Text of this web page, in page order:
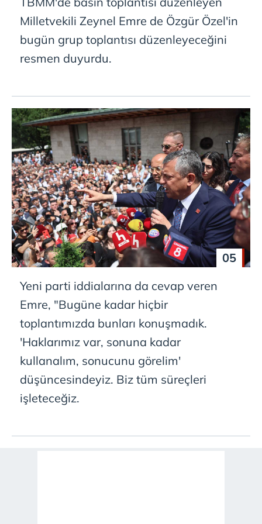
Metnimizi ziyaret edebilirsiniz.
hazırlanmış Aydınlatma Metnimizi okumak ve sitemizde
ilgili mevzuata uygun olarak kullanılan çerezlerle ilgili bilgi
Milletvekili Zeynel Emre de Özgür Özel'in
bugün grup toplantısı düzenleyeceğini
resmen duyurdu.
05
Yeni parti iddialarına da cevap veren
Emre, "Bugüne kadar hiçbir
toplantımızda bunları konuşmadık.
'Haklarımız var, sonuna kadar
kullanalım, sonucunu görelim'
düşüncesindeyiz. Biz tüm süreçleri
işleteceğiz.